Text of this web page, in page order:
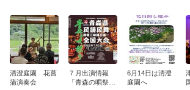
清澄庭園 花菖
蒲演奏会
７月出演情報
「青森の唄祭
6月14日は清澄
庭園へ